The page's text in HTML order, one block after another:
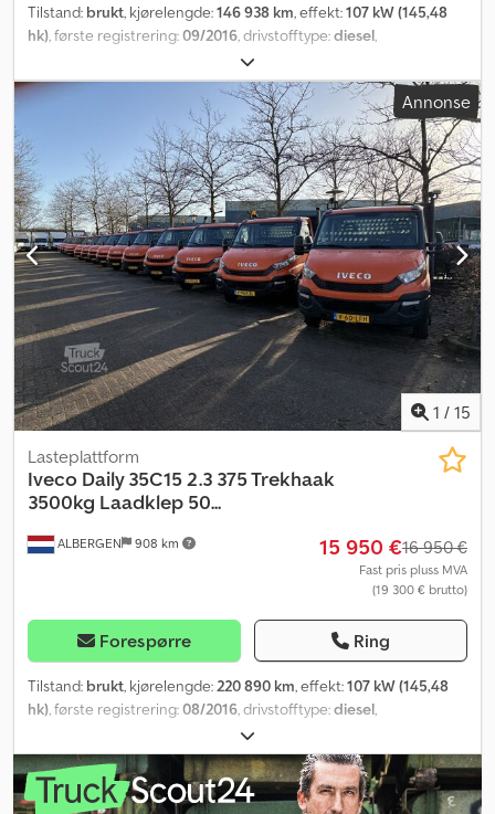
Tilstand: brukt, kjørelengde:146 938 km, effekt:107 kW (145,48
hk) , første registrering:09/2016 , drivstofftype:diesel
, akselavstand:
CO₂-utslipp:217 g/km, drivstofftank kapasitet:100 l, farge:oransje,
girtype:
, antall gir: , utslippsklasse: Euro 5, antall seter:2,
4 100 mm, lasteplassbredde:2 000 mm,
lasteromshøyde:400 mm, Byggeår:2016, Utstyr:ABS,
antispinnsystem, bakkestartassistent, bakløfter, elektrisk
vindusregulering, elektronisk stabilitetsprogram (ESP),
fullstendig servicehistorikk, partikkelfilter, sentral låsing,
servostyring,
Annonse
1 / 15
ALBERGEN 908 km
Lasteplattform
Iveco Daily 35C15 2.3 375 Trekhaak
3500kg Laadklep 50...
15 950 €16 950 €
Fast pris pluss MVA
(19 300 € brutto)
Forespørre Ring
Tilstand: brukt, kjørelengde:220 890 km, effekt:107 kW (145,48
hk), første registrering:08/2016, drivstofftype:diesel,
, akselavstand:
CO₂-utslipp:217 g/km, drivstofftank kapasitet:100 l, farge:oransje,
girtype:
mekanisk, antall gir:6, utslippsklasse:Euro 5, antall seter:2,
lasteromslengde:4 100 mm, lasteplassbredde:2 000 mm